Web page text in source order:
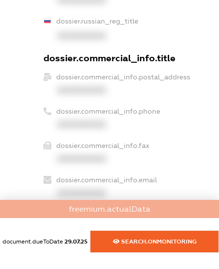
dossier.russian_reg_title
dossier.commercial_info.title
dossier.commercial_info.postal_address
dossier.commercial_info.phone
dossier.commercial_info.fax
dossier.commercial_info.email
dossier.commercial_info.website
freemium.actualData
document.dueToDate 29.07.25 SEARCH.ONMONITORING